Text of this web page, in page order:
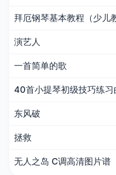
拜厄钢琴基本教程（少儿
演艺人
一首简单的歌
40首小提琴初级技巧练习
东风破
拯救
无人之岛 C调高清图片谱